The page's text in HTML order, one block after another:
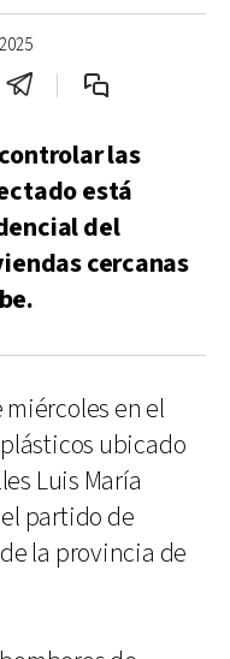
las
está
del
cercanas
en el
ubicado
Luis María
partido de
la provincia de